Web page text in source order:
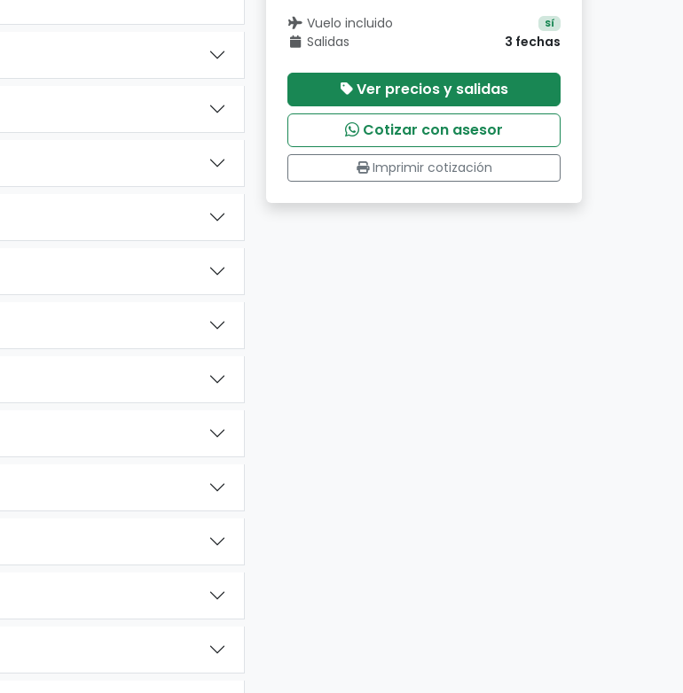
Vuelo incluido Sí
Salidas 3 fechas
Ver precios y salidas
Cotizar con asesor
Imprimir cotización